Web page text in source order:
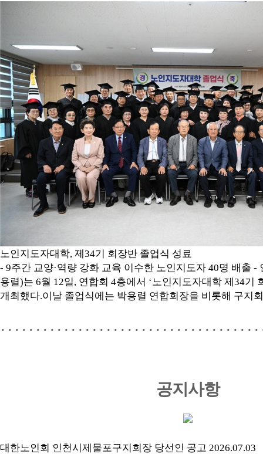
노인지도자대학, 제34기 회장반 졸업식 성료
- 9주간 교양·역량 강화 교육 이수한 노인지도자 40명 배출
용렬)는 6월 12일, 연합회 4층에서 ‘노인지도자대학 제34기
개최했다.이날 졸업식에는 박용렬 연합회장을 비롯해 구지
공지사항
대한노인회 인천시제물포구지회장 당선인 공고 2026.07.03